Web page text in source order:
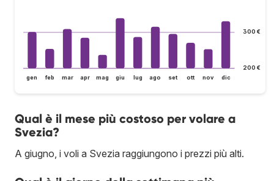
200 €
300 €
gen feb mar apr mag giu lug ago set ott nov dic
Qual è il mese più costoso per volare a
Svezia?
A giugno, i voli a Svezia raggiungono i prezzi più alti.